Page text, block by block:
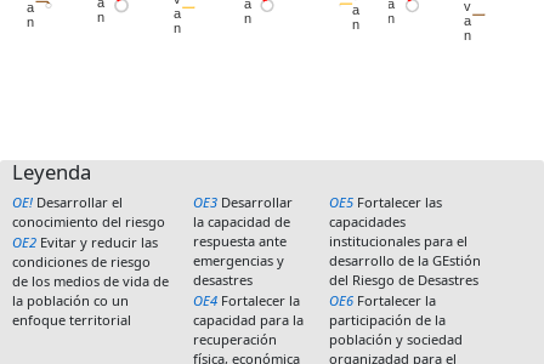
CanvasJS.com
Leyenda
OE! Desarrollar el
conocimiento del riesgo
OE2 Evitar y reducir las
condiciones de riesgo
de los medios de vida de
la población co un
enfoque territorial
OE3 Desarrollar
la capacidad de
respuesta ante
emergencias y
desastres
OE4 Fortalecer la
capacidad para la
recuperación
física, económica
OE5 Fortalecer las
capacidades
institucionales para el
desarrollo de la GEstión
del Riesgo de Desastres
OE6 Fortalecer la
participación de la
población y sociedad
organizadad para el